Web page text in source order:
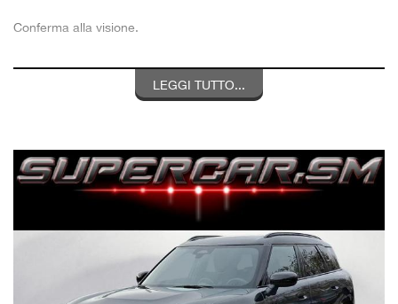
Conferma alla visione.
ufficiale, in perfette condizioni, pari al nuovo..
Allestimento:
Pacchetto JHON COOPER WORKS
Vernice Grigio Leggenda Metallizzato
Interni in Pelle e Tessuto Jhon Cooper Works
Cambio automatico
LEGGI TUTTO...